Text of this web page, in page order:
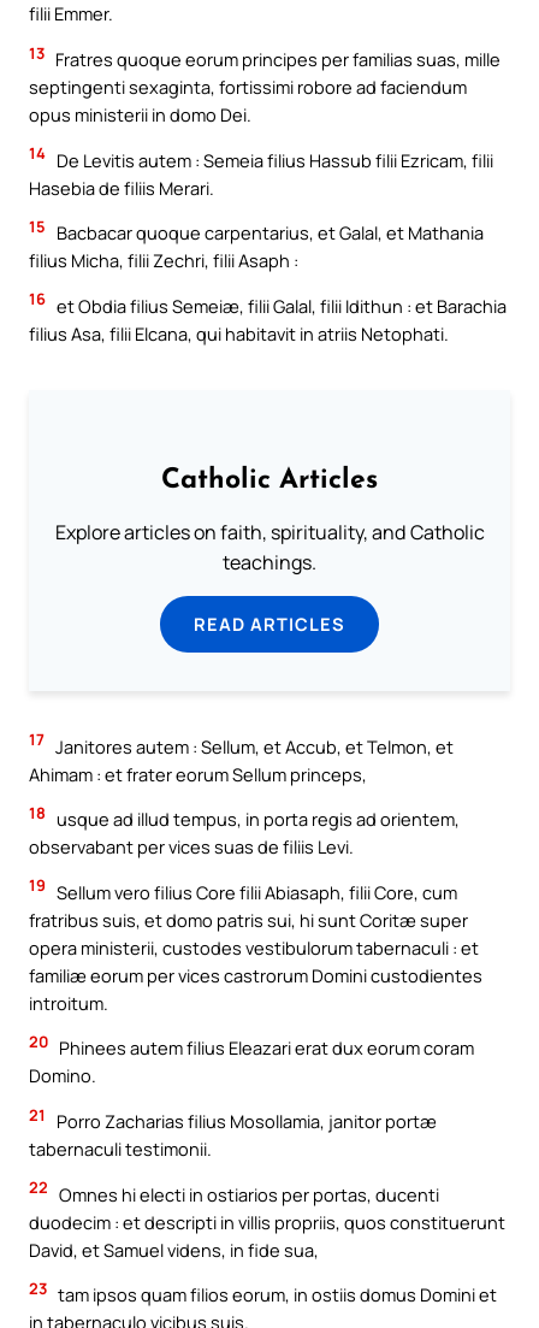
filii Emmer.
13 Fratres quoque eorum principes per familias suas, mille
septingenti sexaginta, fortissimi robore ad faciendum
opus ministerii in domo Dei.
14 De Levitis autem : Semeia filius Hassub filii Ezricam, filii
Hasebia de filiis Merari.
15
Bacbacar quoque carpentarius, et Galal, et Mathania
filius Micha, filii Zechri, filii Asaph :
16 et Obdia filius Semeiæ, filii Galal, filii Idithun : et Barachia
filius Asa, filii Elcana, qui habitavit in atriis Netophati.
Catholic Articles
Explore articles on faith, spirituality, and Catholic
teachings.
READ ARTICLES
17 Janitores autem : Sellum, et Accub, et Telmon, et
Ahimam : et frater eorum Sellum princeps,
18 usque ad illud tempus, in porta regis ad orientem,
observabant per vices suas de filiis Levi.
19 Sellum vero filius Core filii Abiasaph, filii Core, cum
fratribus suis, et domo patris sui, hi sunt Coritæ super
opera ministerii, custodes vestibulorum tabernaculi : et
familiæ eorum per vices castrorum Domini custodientes
introitum.
20 Phinees autem filius Eleazari erat dux eorum coram
Domino.
21
Porro Zacharias filius Mosollamia, janitor portæ
tabernaculi testimonii.
22 Omnes hi electi in ostiarios per portas, ducenti
duodecim : et descripti in villis propriis, quos constituerunt
David, et Samuel videns, in fide sua,
23 tam ipsos quam filios eorum, in ostiis domus Domini et
in tabernaculo vicibus suis.